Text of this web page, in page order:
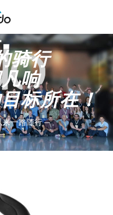
骑行
响
标所在！
一路随行 —